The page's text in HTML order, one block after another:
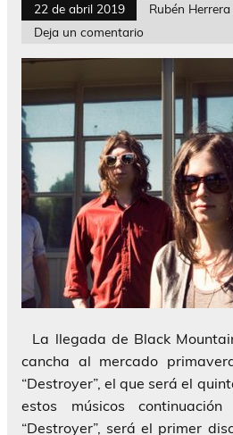
22 de abril 2019
Rubén Herrera
Deja un comentario
La llegada de Black
cancha al mercado
“Destroyer”, el que será el
estos músicos
“Destroyer”, será el primer